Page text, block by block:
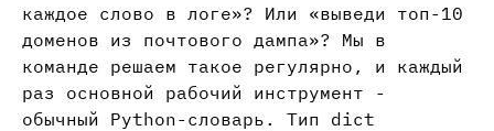
каждое слово в логе»? Или «выведи топ-10
доменов из почтового дампа»? Мы в
команде решаем такое регулярно, и каждый
раз основной рабочий инструмент -
обычный Python-словарь. Тип dict